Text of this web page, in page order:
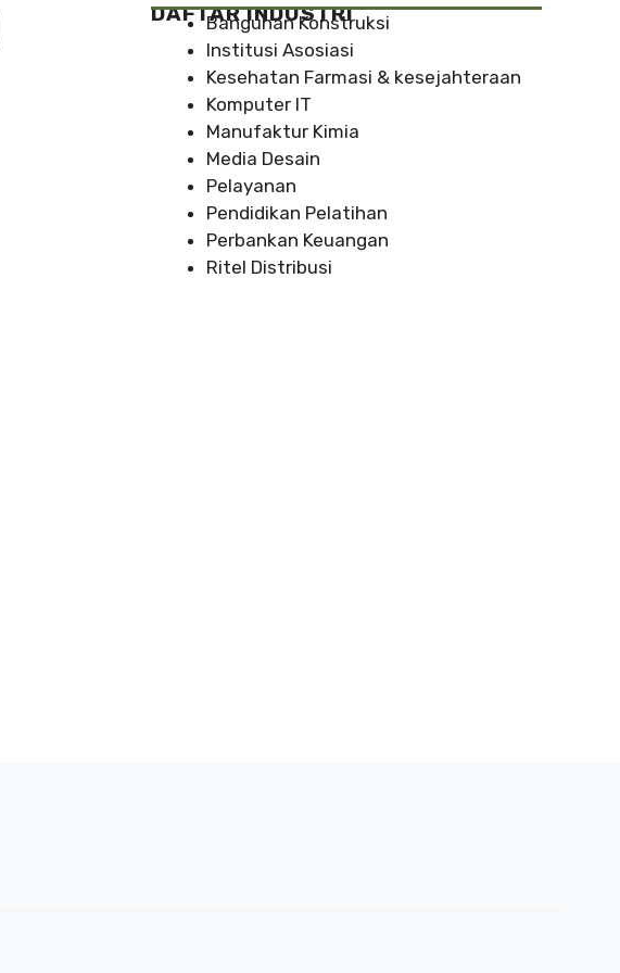
DAFTAR INDUSTRI
Bangunan Konstruksi
Institusi Asosiasi
Kesehatan Farmasi & kesejahteraan
Komputer IT
Manufaktur Kimia
Media Desain
Pelayanan
Pendidikan Pelatihan
Perbankan Keuangan
Ritel Distribusi